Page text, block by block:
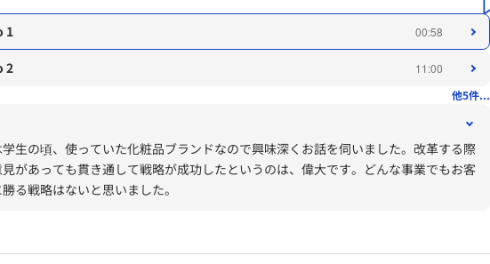
1 00:58
2
11:00
他5件...
生の頃、使っていた化粧品ブランドなので興味深くお話を伺いました。改革する際
があっても貫き通して戦略が成功したというのは、偉大です。どんな事業でもお客
る戦略はないと思いました。